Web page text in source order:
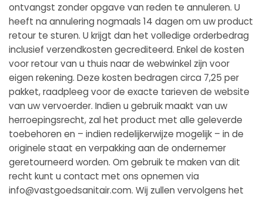
ontvangst zonder opgave van reden te annuleren. U
heeft na annulering nogmaals 14 dagen om uw product
retour te sturen. U krijgt dan het volledige orderbedrag
inclusief verzendkosten gecrediteerd. Enkel de kosten
voor retour van u thuis naar de webwinkel zijn voor
eigen rekening. Deze kosten bedragen circa 7,25 per
pakket, raadpleeg voor de exacte tarieven de website
van uw vervoerder. Indien u gebruik maakt van uw
herroepingsrecht, zal het product met alle geleverde
toebehoren en – indien redelijkerwijze mogelijk – in de
originele staat en verpakking aan de ondernemer
geretourneerd worden. Om gebruik te maken van dit
recht kunt u contact met ons opnemen via
info@vastgoedsanitair.com. Wij zullen vervolgens het